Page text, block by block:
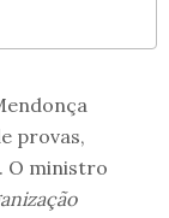
provas,
O ministro